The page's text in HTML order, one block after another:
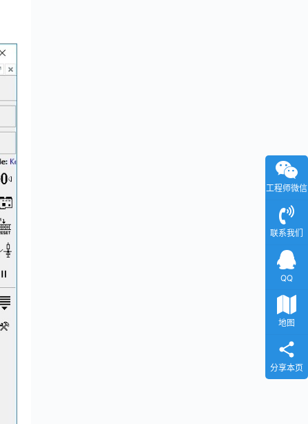
工程师微信
联系我们
QQ
地图
分享本页